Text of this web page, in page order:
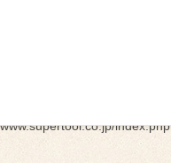
index.php